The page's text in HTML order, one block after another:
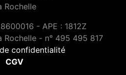
Rochelle
- APE : 1812Z
Rochelle - n° 495 495 817
confidentialité
CGV